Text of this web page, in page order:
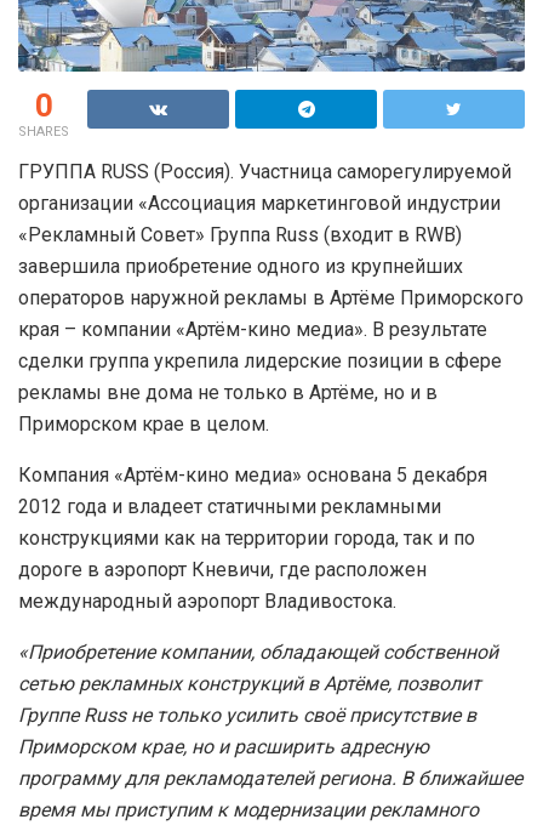
0
SHARES
ГРУППА RUSS (Россия). Участница саморегулируемой
организации «Ассоциация маркетинговой индустрии
«Рекламный Совет» Группа Russ (входит в RWB)
завершила приобретение одного из крупнейших
операторов наружной рекламы в Артёме Приморского
края – компании «Артём-кино медиа». В результате
сделки группа укрепила лидерские позиции в сфере
рекламы вне дома не только в Артёме, но и в
Приморском крае в целом.
Компания «Артём-кино медиа» основана 5 декабря
2012 года и владеет статичными рекламными
конструкциями как на территории города, так и по
дороге в аэропорт Кневичи, где расположен
международный аэропорт Владивостока.
«Приобретение компании, обладающей собственной
сетью рекламных конструкций в Артёме, позволит
Группе Russ не только усилить своё присутствие в
Приморском крае, но и расширить адресную
программу для рекламодателей региона. В ближайшее
время мы приступим к модернизации рекламного